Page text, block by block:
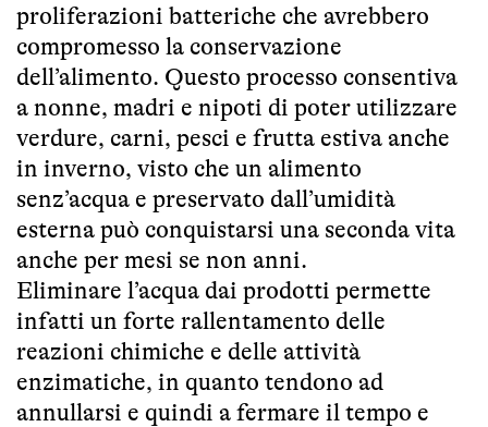
proliferazioni batteriche che avrebbero
compromesso la conservazione
dell’alimento. Questo processo consentiva
a nonne, madri e nipoti di poter utilizzare
verdure, carni, pesci e frutta estiva anche
in inverno, visto che un alimento
senz’acqua e preservato dall’umidità
esterna può conquistarsi una seconda vita
anche per mesi se non anni.
Eliminare l’acqua dai prodotti permette
infatti un forte rallentamento delle
reazioni chimiche e delle attività
enzimatiche, in quanto tendono ad
annullarsi e quindi a fermare il tempo e